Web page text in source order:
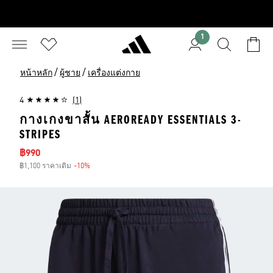
1
หน้าหลัก / ผู้ชาย / เครื่องแต่งกาย
4 (1)
กางเกงขาสั้น AEROREADY ESSENTIALS 3-
STRIPES
ราคาลด
฿990
฿1,100 ราคาเดิม -10%